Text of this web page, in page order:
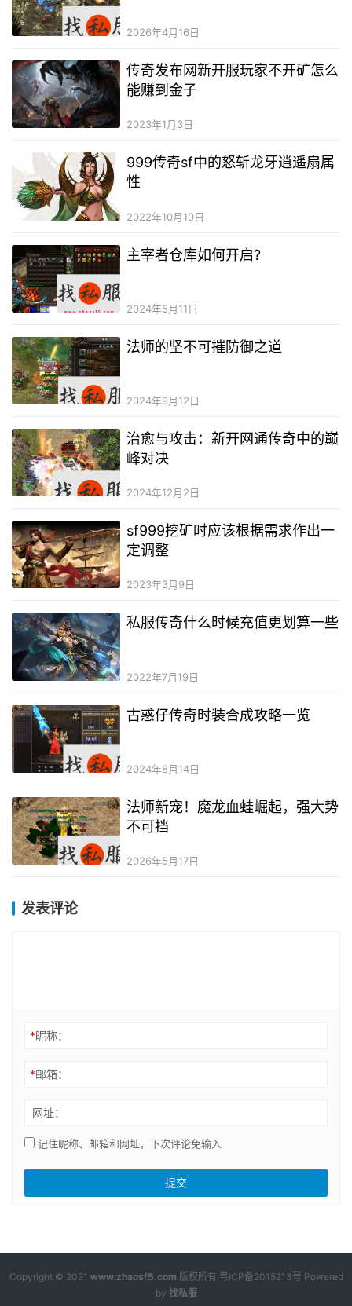
2026年4月16日
传奇发布网新开服玩家不开矿怎么
能赚到金子
2023年1月3日
999传奇sf中的怒斩龙牙逍遥扇属
性
2022年10月10日
主宰者仓库如何开启?
2024年5月11日
法师的坚不可摧防御之道
2024年9月12日
治愈与攻击：新开网通传奇中的巅
峰对决
2024年12月2日
sf999挖矿时应该根据需求作出一
定调整
2023年3月9日
私服传奇什么时候充值更划算一些
2022年7月19日
古惑仔传奇时装合成攻略一览
2024年8月14日
法师新宠！魔龙血蛙崛起，强大势
不可挡
2026年5月17日
发表评论
*昵称：
*邮箱：
网址：
记住昵称、邮箱和网址，下次评论免输入
Copyright © 2021 www.zhaosf5.com 版权所有 粤ICP备2015213号 Powered
by 找私服